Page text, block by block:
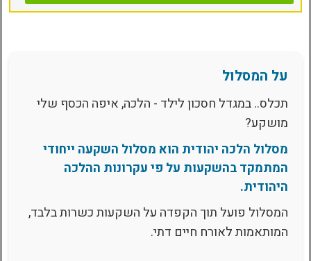
על המסלול
תכלס.. במגדל חסכון לילד - הלכה, איפה הכסף שלי
מושקע?
מסלול הלכה יהודית הוא מסלול השקעה ייחודי
המתמקד בהשקעות על פי עקרונות ההלכה
היהודית.
המסלול פועל תוך הקפדה על השקעות כשרות בלבד,
המותאמות לאורח חיים דתי.